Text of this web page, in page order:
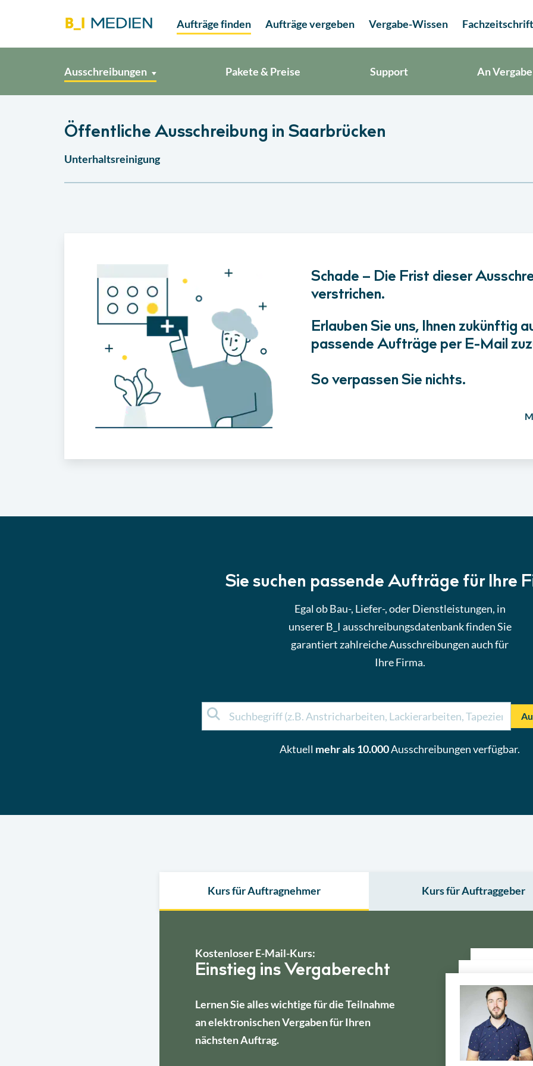
Aufträge finden Aufträge vergeben Vergabe-Wissen
Ausschreibungen Pakete & Preise Support An
Öffentliche Ausschreibung in Saarbrücken
Unterhaltsreinigung
Schade – Die Frist dieser
verstrichen.
Erlauben Sie uns, Ihnen zukünftig
passende Aufträge per E-Mail
So verpassen Sie nichts.
Sie suchen passende Aufträge für Ihre
Egal ob Bau-, Liefer-, oder Dienstleistungen, in
unserer B_I ausschreibungsdatenbank finden Sie
garantiert zahlreiche Ausschreibungen auch für
Ihre Firma.
Aktuell mehr als 10.000Ausschreibungen verfügbar.
Kurs für Auftragnehmer Kurs für Auftraggeber
Kostenloser E-Mail-Kurs:
Einstieg ins Vergaberecht
Lernen Sie alles wichtige für die Teilnahme
an elektronischen Vergaben für Ihren
nächsten Auftrag.